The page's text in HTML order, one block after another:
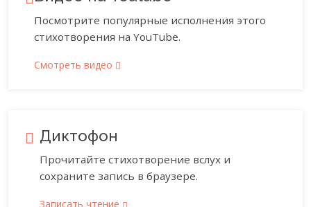
Посмотрите популярные исполнения этого
стихотворения на YouTube.
Смотреть видео
Диктофон
Прочитайте стихотворение вслух и
сохраните запись в браузере.
Записать чтение